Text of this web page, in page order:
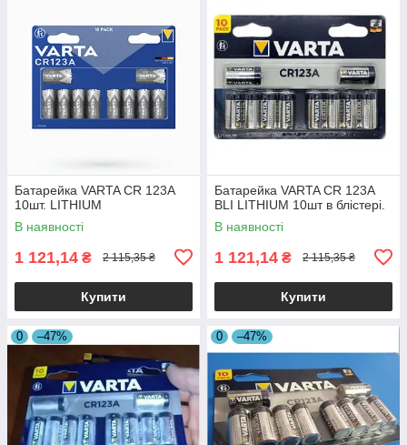
Батарейка VARTA CR 123A
10шт. LITHIUM
В наявності
1 121,14 ₴ 2 115,35 ₴
Купити
Батарейка VARTA CR 123A
BLI LITHIUM 10шт в блістері.
В наявності
1 121,14 ₴ 2 115,35 ₴
Купити
0 –47% 0 –47%